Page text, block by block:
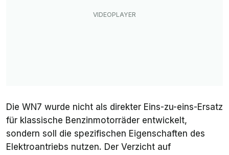
Die WN7 wurde nicht als direkter Eins-zu-eins-Ersatz
für klassische Benzinmotorräder entwickelt,
sondern soll die spezifischen Eigenschaften des
Elektroantriebs nutzen. Der Verzicht auf